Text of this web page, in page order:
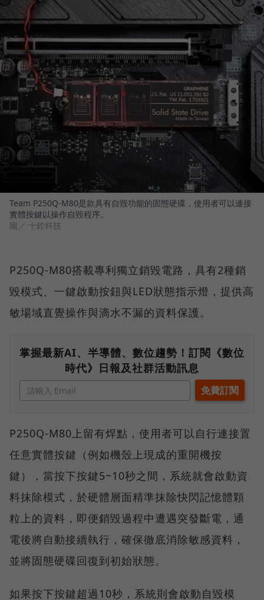
Team P250Q-M80是款具有自毀功能的固態硬碟，使用者可以連接
實體按鍵以操作自毀程序。
圖／ 十銓科技
P250Q-M80搭載專利獨立銷毀電路，具有2種銷
毀模式、一鍵啟動按鈕與LED狀態指示燈，提供高
敏場域直覺操作與滴水不漏的資料保護。
掌握最新AI、半導體、數位趨勢！訂閱《數位
時代》日報及社群活動訊息
P250Q-M80上留有焊點，使用者可以自行連接置
任意實體按鍵（例如機殼上現成的重開機按
鍵），當按下按鍵5~10秒之間，系統就會啟動資
料抹除模式，於硬體層面精準抹除快閃記憶體顆
粒上的資料，即便銷毀過程中遭遇突發斷電，通
電後將自動接續執行，確保徹底消除敏感資料，
並將固態硬碟回復到初始狀態。
如果按下按鍵超過10秒，系統則會啟動自毀模